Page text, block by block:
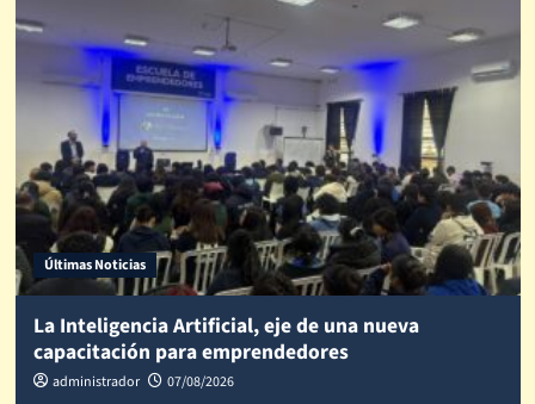
Últimas Noticias
La Inteligencia Artificial, eje de una nueva
capacitación para emprendedores
administrador 07/08/2026